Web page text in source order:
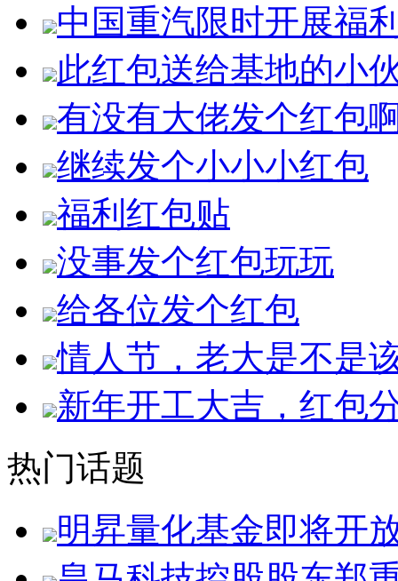
中国重汽限时开展福
此红包送给基地的小
有没有大佬发个红包
继续发个小小小红包
福利红包贴
没事发个红包玩玩
给各位发个红包
情人节，老大是不是
新年开工大吉，红包
热门话题
明昇量化基金即将开